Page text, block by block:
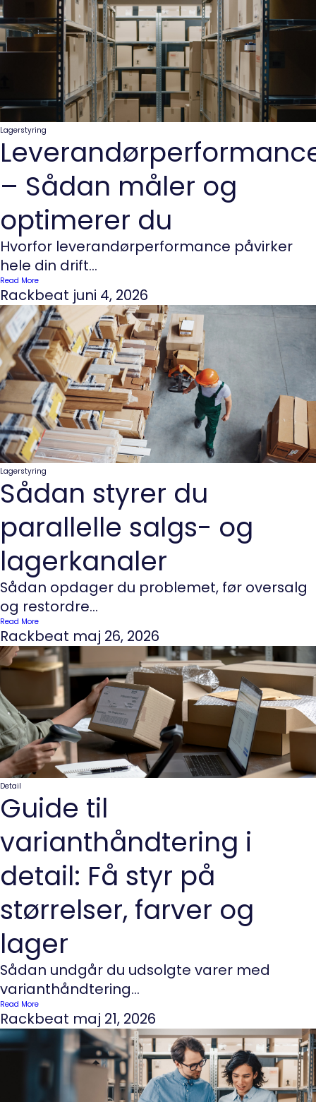
Lagerstyring
– Sådan måler og
optimerer du
Hvorfor leverandørperformance påvirker
hele din drift...
Read More
Rackbeat juni 4, 2026
Lagerstyring
Sådan styrer du
parallelle salgs- og
lagerkanaler
Sådan opdager du problemet, før oversalg
og restordre...
Read More
Rackbeat maj 26, 2026
Detail
Guide til
varianthåndtering i
detail: Få styr på
størrelser, farver og
lager
Sådan undgår du udsolgte varer med
varianthåndtering...
Read More
Rackbeat maj 21, 2026